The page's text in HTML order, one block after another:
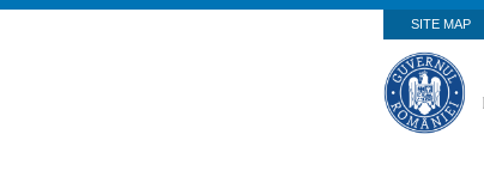
SITE MAP